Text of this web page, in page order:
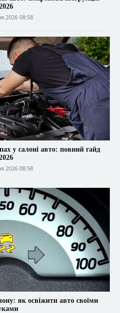
2026 08:58
у салоні авто: повний гайд
2026 08:58
як освіжити авто своїми